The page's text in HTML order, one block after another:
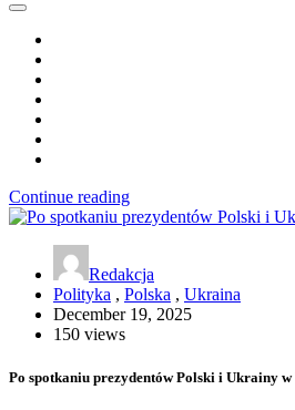
Continue reading
Redakcja
Polityka , Polska , Ukraina
December 19, 2025
150 views
Po spotkaniu prezydentów Polski i Ukrainy w